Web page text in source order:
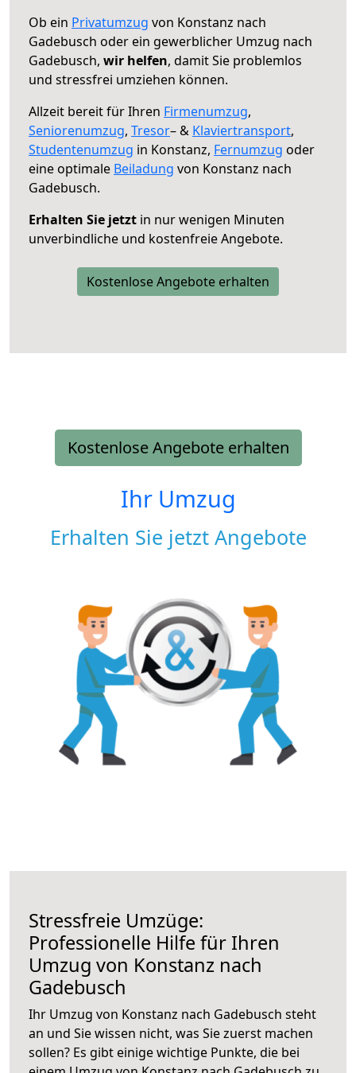
Ob ein Privatumzug von Konstanz nach
Gadebusch oder ein gewerblicher Umzug nach
Gadebusch, wir helfen, damit Sie problemlos
und stressfrei umziehen können.
Allzeit bereit für Ihren Firmenumzug,
Seniorenumzug, Tresor– & Klaviertransport,
Studentenumzug in Konstanz, Fernumzug oder
eine optimale Beiladung von Konstanz nach
Gadebusch.
Erhalten Sie jetzt in nur wenigen Minuten
unverbindliche und kostenfreie Angebote.
Kostenlose Angebote erhalten
Kostenlose Angebote erhalten
Ihr Umzug
Erhalten Sie jetzt Angebote
Stressfreie Umzüge:
Professionelle Hilfe für Ihren
Umzug von Konstanz nach
Gadebusch
Ihr Umzug von Konstanz nach Gadebusch steht
an und Sie wissen nicht, was Sie zuerst machen
sollen? Es gibt einige wichtige Punkte, die bei